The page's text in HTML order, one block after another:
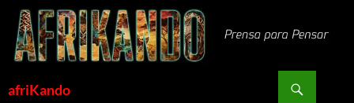
Saltar
contenido
afriKando